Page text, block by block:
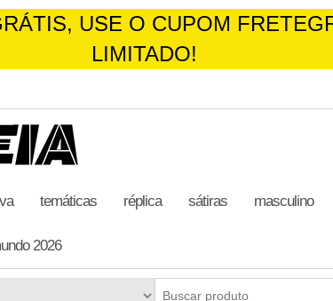
O CUPOM
temáticas